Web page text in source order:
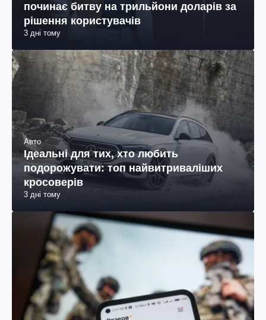
починає битву на трильйони доларів за
рішення користувачів
3 дні тому
Авто
Ідеальні для тих, хто любить
подорожувати: топ найвитриваліших
кросоверів
3 дні тому